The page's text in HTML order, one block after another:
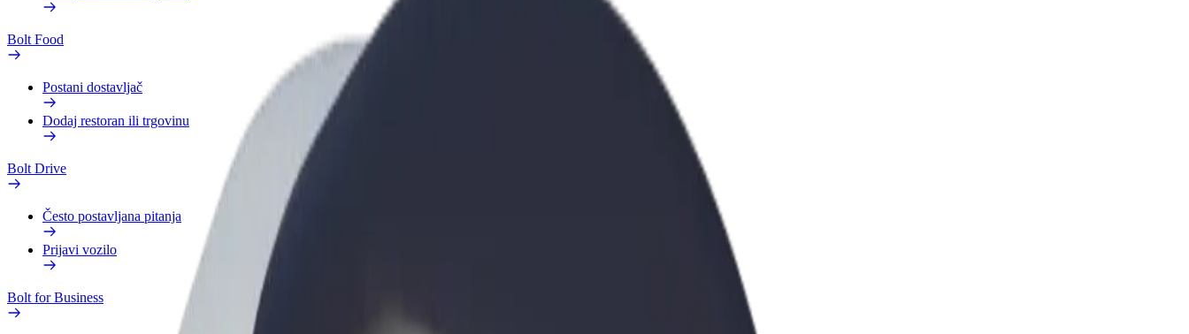
Bolt Food
Postani dostavljač
Dodaj restoran ili trgovinu
Bolt Drive
Često postavljana pitanja
Prijavi vozilo
Bolt for Business